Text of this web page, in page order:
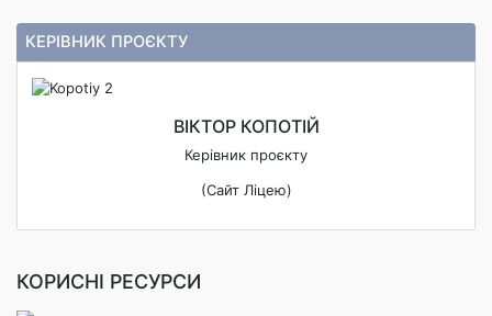
КЕРІВНИК ПРОЄКТУ
ВІКТОР КОПОТІЙ
Керівник проєкту
(Сайт Ліцею)
КОРИСНІ РЕСУРСИ